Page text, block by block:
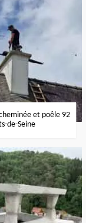
et poêle 92
de-Seine